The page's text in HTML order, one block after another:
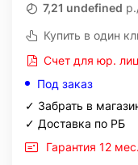
7,21 undefined
Купить в один
Счет для юр. лиц
Под заказ
✓ Забрать в
✓ Доставка по РБ
Гарантия 12 мес.